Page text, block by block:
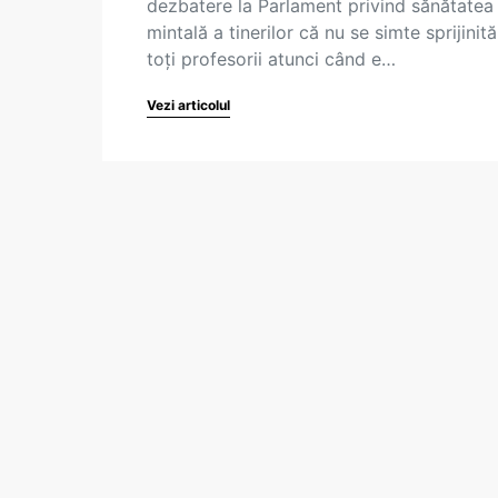
dezbatere la Parlament privind sănătatea
mintală a tinerilor că nu se simte
toți profesorii atunci când e…
Vezi articolul